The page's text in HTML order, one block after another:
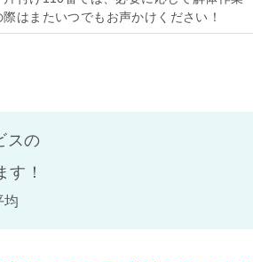
はまたいつでもお声かけください！
スの
す！
均